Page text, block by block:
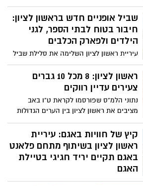
שניהלה במשך עשרות שנים את מחלקת
השכר במד"א. ״מה שהכי אפיין אותה זה
השילוב הנדיר בין מקצועיות וקפדנות לבין לב
פתוח וחם"
שביל אופניים חדש בראשון לציון:
חיבור בטוח לבתי הספר, לגני
הילדים ולפארק הכלבים
עיריית ראשון לציון השלימה את סלילת שביל
האופניים החדש ברחוב יוסף בורג, הכולל
תאורה מתקדמת, גינון משודרג וריהוט רחוב
חדש
ראשון לציון: 8 מכל 10 גברים
צעירים עדיין רווקים
נתוני הלמ"ס שפורסמו לקראת ט"ו באב
מציבים את ראשון לציון בין הערים הגדולות
שבהן שיעור הרווקים והרווקות בגילאי 25–29
הוא מהגבוהים בישראל - נתון המשקף את
המגמה של דחיית גיל הנישואים
קיץ של חוויות באגם: עיריית
ראשון לציון בשיתוף מתחם פלאנט
באגם תקיים יריד חגיגי בטיילת
האגם
עיריית ראשון לציון בשיתוף מתחם פלאנט